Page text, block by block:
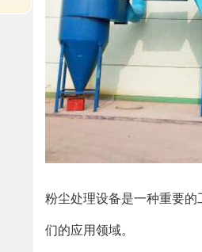
粉尘处理设备是一种重要
们的应用领域。